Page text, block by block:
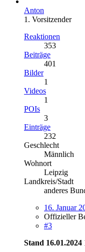
Anton
1. Vorsitzender
Reaktionen
353
Beiträge
401
Bilder
1
Videos
1
POIs
3
Einträge
232
Geschlecht
Männlich
Wohnort
Leipzig
Landkreis/Stadt
anderes
16. Januar
Offizieller
#3
Stand 16.01.2024